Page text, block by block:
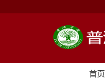
首页